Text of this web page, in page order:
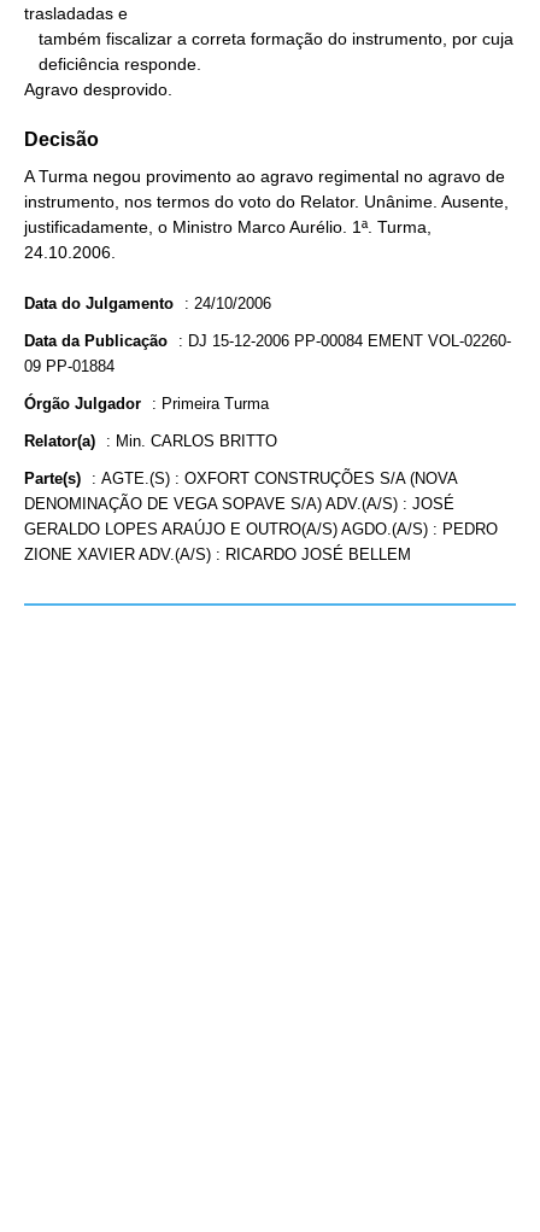
trasladadas e
Agravo desprovido.
Decisão
A Turma negou provimento ao agravo regimental no agravo de
instrumento, nos termos do voto do Relator. Unânime. Ausente,
justificadamente, o Ministro Marco Aurélio. 1ª. Turma,
24.10.2006.
Data do Julgamento : 24/10/2006
Data da Publicação : DJ 15-12-2006 PP-00084 EMENT VOL-02260-
09 PP-01884
Órgão Julgador : Primeira Turma
Relator(a) : Min. CARLOS BRITTO
Parte(s) : AGTE.(S) : OXFORT CONSTRUÇÕES S/A (NOVA
DENOMINAÇÃO DE VEGA SOPAVE S/A) ADV.(A/S) : JOSÉ
GERALDO LOPES ARAÚJO E OUTRO(A/S) AGDO.(A/S) : PEDRO
ZIONE XAVIER ADV.(A/S) : RICARDO JOSÉ BELLEM